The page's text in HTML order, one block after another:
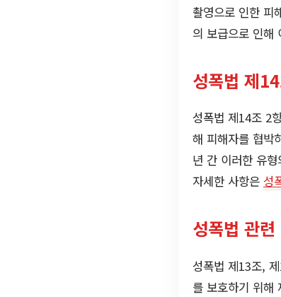
촬영으로 인한 피
의 보급으로 인해
성폭법 제
성폭법 제14조 2
해 피해자를 협박
년 간 이러한 유
자세한 사항은 성
성폭법 관
성폭법 제13조,
를 보호하기 위해